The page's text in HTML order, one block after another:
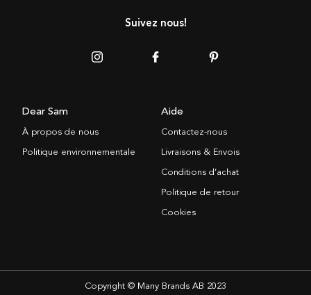
Suivez nous!
Dear Sam
À propos de nous
Politique environnementale
Aide
Contactez-nous
Livraisons & Envois
Conditions d’achat
Politique de retour
Cookies
Copyright © Many Brands AB 2023